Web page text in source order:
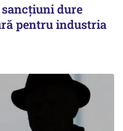
sancțiuni dure
pentru industria